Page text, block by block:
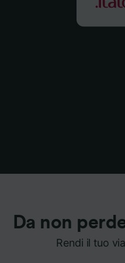
Da non
Rendi il tuo